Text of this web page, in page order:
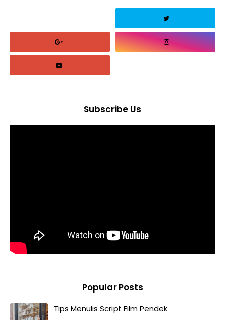
Subscribe Us
Popular Posts
Tips Menulis Script Film Pendek